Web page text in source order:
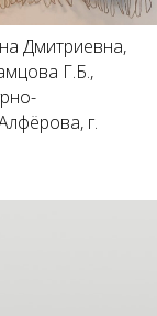
Дмитриевна,
Г.Б.,
г.